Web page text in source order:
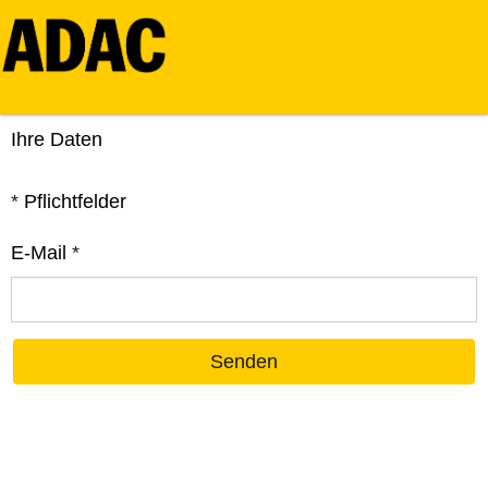
Ihre Daten
* Pflichtfelder
E-Mail *
Senden